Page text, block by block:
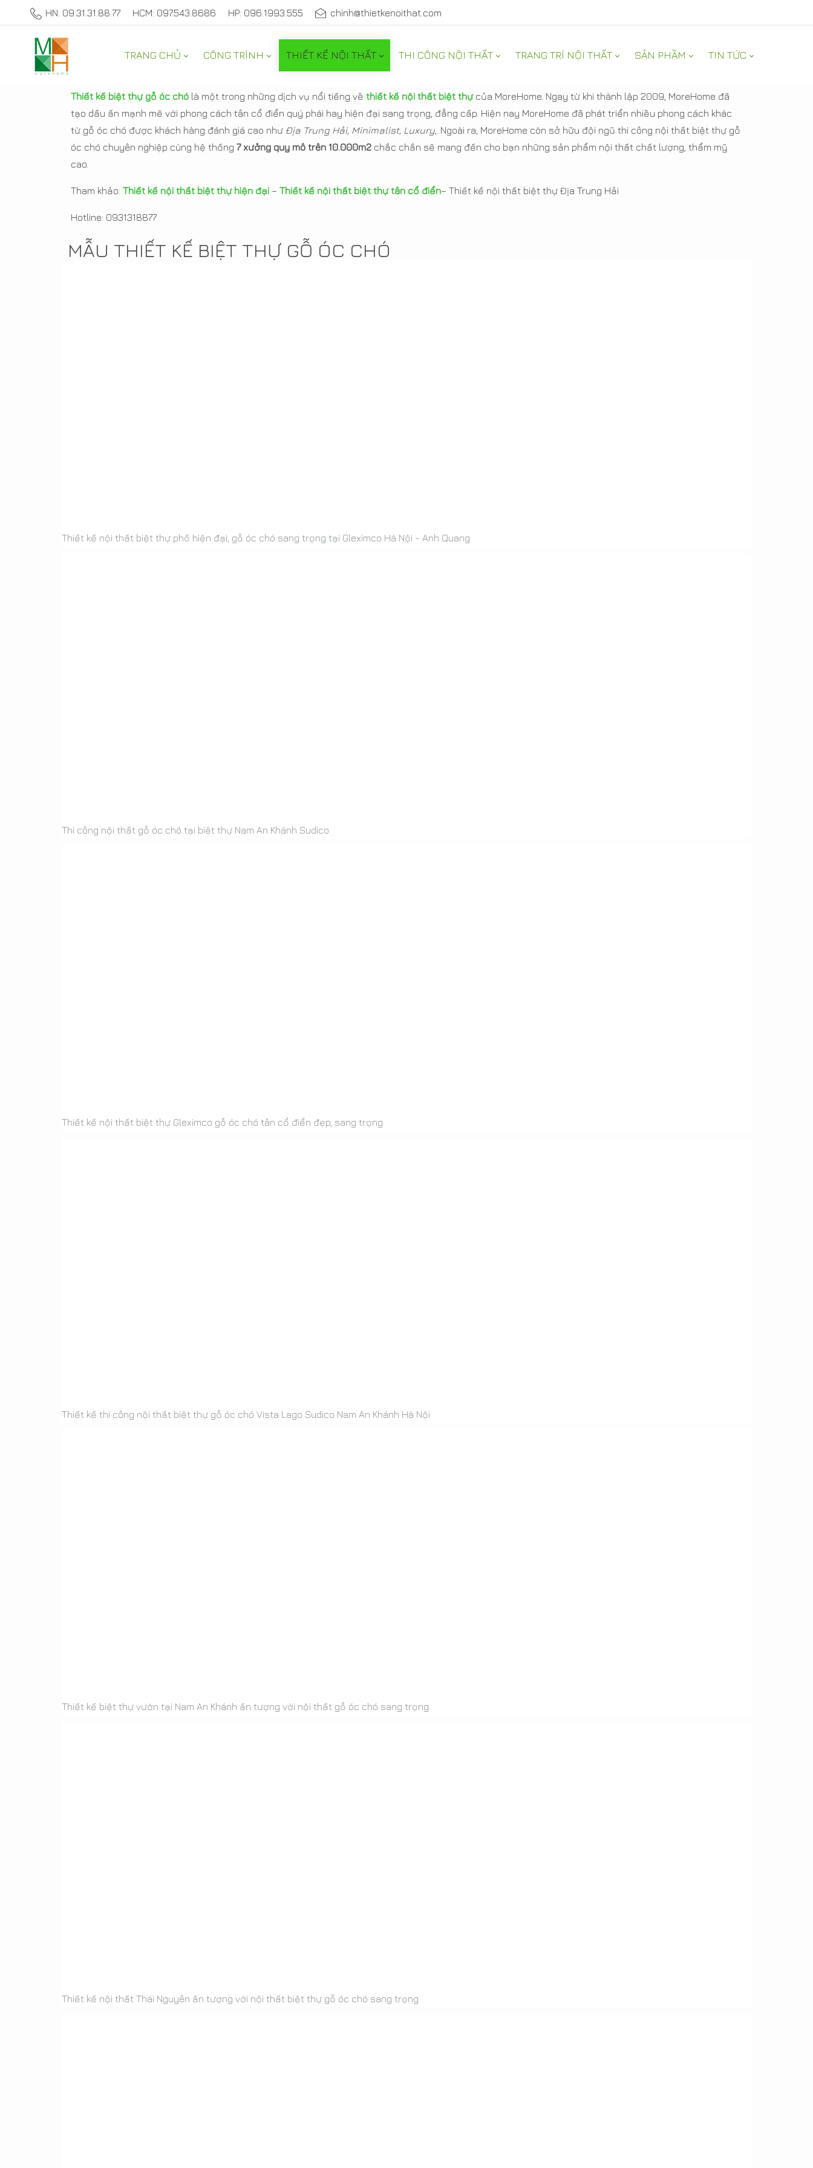
HN: 09.31.31.88.77 HCM: 097.543.8686 HP: 096.1993.555 chinh@thietkenoithat.com
TRANG CHỦ CÔNG TRÌNH THIẾT KẾ NỘI THẤT THI CÔNG NỘI THẤT TRANG TRÍ NỘI THẤT SẢN PHẦM TIN TỨC
Thiết kế biệt thự gỗ óc chó
Thiết kế biệt thự gỗ óc chó là một trong những dịch vụ nổi tiếng về thiết kế nội thất biệt thựcủa MoreHome. Ngay từ khi thành lập 2009, MoreHome đã
tạo dấu ấn mạnh mẽ với phong cách tân cổ điển quý phái hay hiện đại sang trọng, đẳng cấp. Hiện nay MoreHome đã phát triển nhiều phong cách khác
từ gỗ óc chó được khách hàng đánh giá cao như Địa Trung Hải, Minimalist, Luxury ,..Ngoài ra, MoreHome còn sở hữu đội ngũ thi công nội thất biệt thự gỗ
óc chó chuyên nghiệp cùng hệ thống 7 xưởng quy mô trên 10.000m2 chắc chắn sẽ mang đến cho bạn những sản phẩm nội thất chất lượng, thẩm mỹ
cao.
Tham khảo: Thiết kế nội thất biệt thự hiện đại – Thiết kế nội thất biệt thự tân cổ điển– Thiết kế nội thất biệt thự Địa Trung Hải
Hotline: 0931318877
MẪU THIẾT KẾ BIỆT THỰ GỖ ÓC CHÓ
Thiết kế nội thất biệt thự phố hiện đại, gỗ óc chó sang trọng tại Gleximco Hà Nội - Anh Quang
Thi công nội thất gỗ óc chó tại biệt thự Nam An Khánh Sudico
Thiết kế nội thất biệt thự Gleximco gỗ óc chó tân cổ điển đẹp, sang trọng
Thiết kế thi công nội thất biệt thự gỗ óc chó Vista Lago Sudico Nam An Khánh Hà Nội
Thiết kế biệt thự vườn tại Nam An Khánh ấn tượng với nội thất gỗ óc chó sang trọng
Thiết kế nội thất Thái Nguyên ấn tượng với nội thất biệt thự gỗ óc chó sang trọng